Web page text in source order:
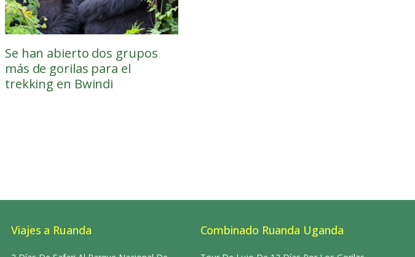
Se han abierto dos grupos
más de gorilas para el
trekking en Bwindi
Viajes a Ruanda Combinado Ruanda Uganda